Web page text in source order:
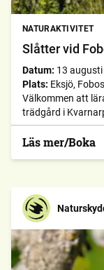
NATURAKTIVITET
Slåtter vid
Datum: 13
Plats: Eksjö,
Välkommen att
trädgård i
Läs mer/Boka